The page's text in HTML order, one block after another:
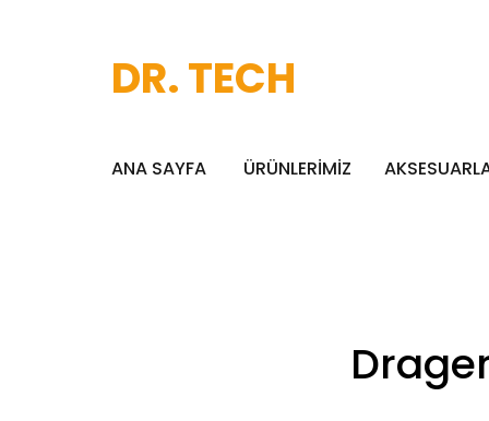
DR. TECH
ANA SAYFA ÜRÜNLERİMİZ